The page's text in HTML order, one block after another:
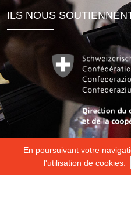
En poursuivant votre
l'utilisation de cookies.
ILS NOUS